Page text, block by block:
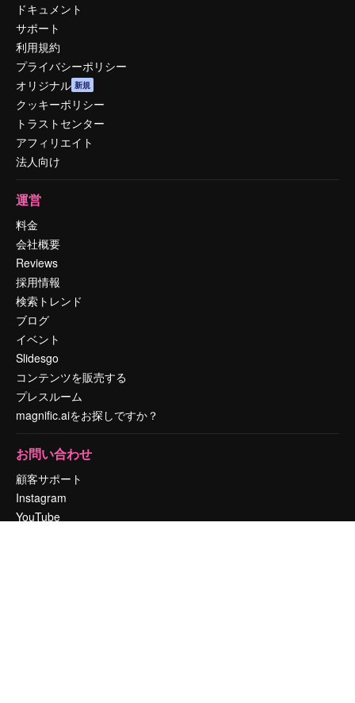
ドキュメント
サポート
利用規約
プライバシーポリシー
オリジナル 新規
クッキーポリシー
トラストセンター
アフィリエイト
法人向け
運営
料金
会社概要
Reviews
採用情報
検索トレンド
ブログ
イベント
Slidesgo
コンテンツを販売する
プレスルーム
magnific.aiをお探しですか？
お問い合わせ
顧客サポート
Instagram
YouTube